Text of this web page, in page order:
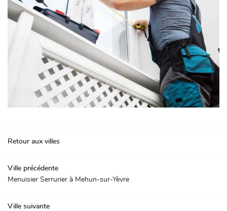
Retour aux villes
Ville précédente
Menuisier Serrurier à Mehun-sur-Yèvre
Ville suivante